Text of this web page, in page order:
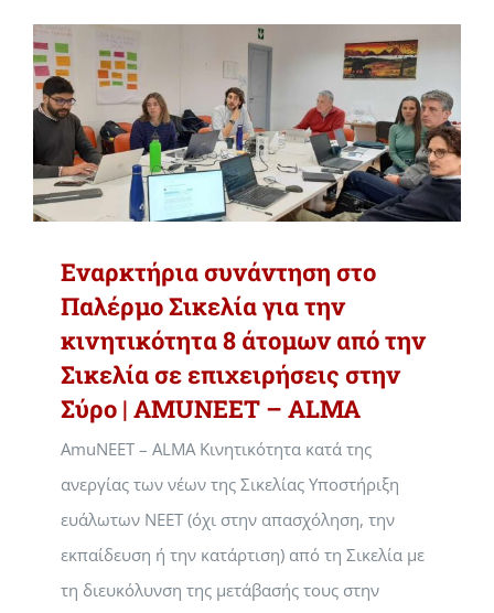
Εναρκτήρια συνάντηση στο
Παλέρμο Σικελία για την
κινητικότητα 8 άτομων από την
Σικελία σε επιχειρήσεις στην
Σύρο | AMUNEET – ALMA
AmuNEET – ALMA Κινητικότητα κατά της
ανεργίας των νέων της Σικελίας Υποστήριξη
ευάλωτων NEET (όχι στην απασχόληση, την
εκπαίδευση ή την κατάρτιση) από τη Σικελία με
τη διευκόλυνση της μετάβασής τους στην